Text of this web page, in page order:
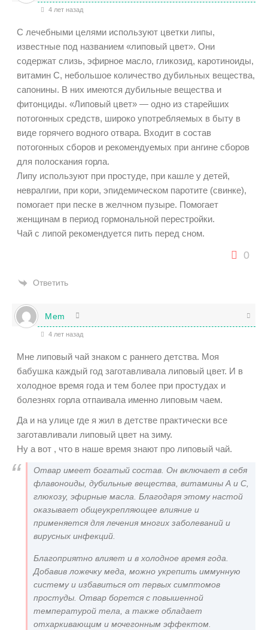
4 лет назад
С лечебными целями используют цветки липы,
известные под названием «липовый цвет». Они
содержат слизь, эфирное масло, гликозид, каротиноиды,
витамин С, небольшое количество дубильных вещества,
сапонины. В них имеются дубильные вещества и
фитонциды. «Липовый цвет» — одно из старейших
потогонных средств, широко употребляемых в быту в
виде горячего водного отвара. Входит в состав
потогонных сборов и рекомендуемых при ангине сборов
для полоскания горла.
Липу используют при простуде, при кашле у детей,
невралгии, при кори, эпидемическом паротите (свинке),
помогает при песке в желчном пузыре. Помогает
женщинам в период гормональной перестройки.
Чай с липой рекомендуется пить перед сном.
0
Ответить
Mem
4 лет назад
Мне липовый чай знаком с раннего детства. Моя
бабушка каждый год заготавливала липовый цвет. И в
холодное время года и тем более при простудах и
болезнях горла отпаивала именно липовым чаем.
Да и на улице где я жил в детстве практически все
заготавливали липовый цвет на зиму.
Ну а вот , что в наше время знают про липовый чай.
Отвар имеет богатый состав. Он включает в себя
флавоноиды, дубильные вещества, витамины А и С,
глюкозу, эфирные масла. Благодаря этому настой
оказывает общеукрепляющее влияние и
применяется для лечения многих заболеваний и
вирусных инфекций.
Благоприятно влияет и в холодное время года.
Добавив ложечку меда, можно укрепить иммунную
систему и избавиться от первых симптомов
простуды. Отвар борется с повышенной
температурой тела, а также обладает
отхаркивающим и мочегонным эффектом.